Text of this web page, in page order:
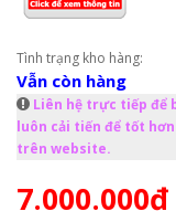
Tình trạng kho hàng:
Vẫn còn hàng
Liên hệ trực tiếp để
luôn cải tiến để tốt
trên website.
7.000.000đ